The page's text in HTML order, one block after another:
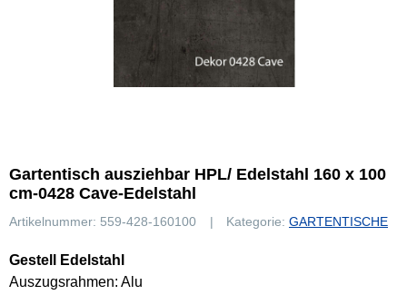
Gartentisch ausziehbar HPL/ Edelstahl 160 x 100
cm-0428 Cave-Edelstahl
Artikelnummer: 559-428-160100 Kategorie: GARTENTISCHE
Gestell Edelstahl
Auszugsrahmen: Alu